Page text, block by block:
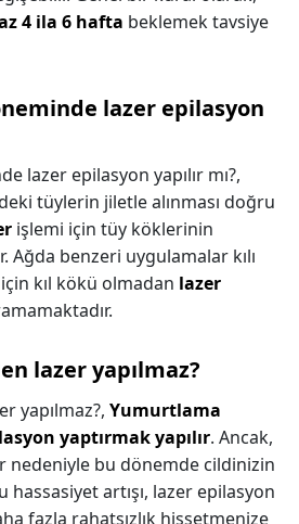
4 ila 6 hafta beklemek tavsiye
lazer epilasyon
lazer epilasyon yapılır mı?,
tüylerin jiletle alınması doğru
işlemi için tüy köklerinin
Ağda benzeri uygulamalar kılı
kıl kökü olmadan lazer
lazer yapılmaz?
yapılmaz?, Yumurtlama
yaptırmak yapılır. Ancak,
nedeniyle bu dönemde cildinizin
hassasiyet artışı, lazer epilasyon
fazla rahatsızlık hissetmenize